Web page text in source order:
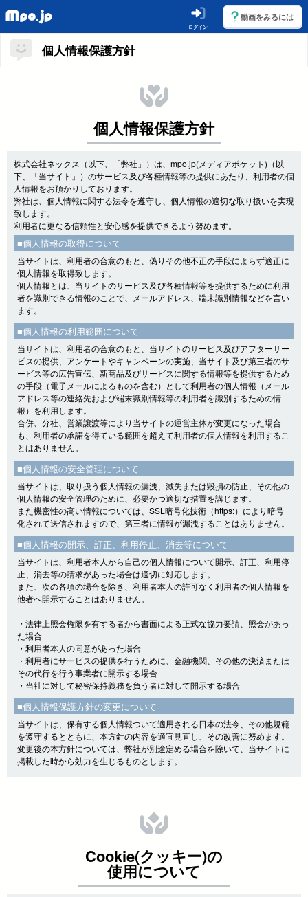
ログイン
動画をみるには
個人情報保護方針
個人情報保護方針
株式会社ネックス（以下、「弊社」）は、mpo.jp(メディアポケット)（以
下、「当サイト」）のサービス及び各種情報等の提供にあたり、利用者の個
人情報をお預かりしております。
弊社は、個人情報に関する法令を遵守し、個人情報の適切な取り扱いを実現
致します。
利用者に更なる信頼性と安心感を提供できるよう努めます。
■個人情報の取得について
当サイトは、利用者の合意のもと、偽りその他不正の手段によらず適正に
個人情報を取得致します。
個人情報とは、当サイトのサービス及び各種情報等を提供するために利用
者を識別できる情報のことで、メールアドレス、端末識別情報などを言い
ます。
■個人情報の利用範囲について
当サイトは、利用者の合意のもと、当サイトのサービス及びアフターサー
ビスの提供、アンケートやキャンペーンの実施、当サイト及び第三者のサ
ービス等の広告宣伝、新商品及びサービスに関する情報等を提供するため
の手段（電子メールによるものを含む）として利用者の個人情報（メール
アドレス等の連絡先および端末識別情報等の利用者を識別するための情
報）を利用します。
合併、分社、営業譲渡等により当サイトの運営主体が変更になった場合
も、利用者の承諾を得ている範囲を超えて利用者の個人情報を利用するこ
とはありません。
■個人情報の安全管理について
当サイトは、取り扱う個人情報の漏洩、滅失または毀損の防止、その他の
個人情報の安全管理のために、必要かつ適切な措置を講じます。
また機密性の高い情報については、SSL暗号化技術（https:）により暗号
化されて送信されますので、第三者に情報が漏洩することはありません。
■個人情報の開示、訂正、利用停止、消去等について
当サイトは、利用者本人から自己の個人情報について開示、訂正、利用停
止、消去等の請求があった場合は適切に対応します。
また、次の各項の場合を除き、利用者本人の許可なく利用者の個人情報を
他者へ開示することはありません。
・法律上照会権限を有する者から書面による正式な協力要請、照会があっ
た場合
・利用者本人の同意があった場合
・利用者にサービスの提供を行うために、金融機関、その他の決済または
その代行を行う事業者に開示する場合
・当社に対して秘密保持義務を負う者に対して開示する場合
■個人情報保護方針の変更について
当サイトは、保有する個人情報ついて適用される日本の法令、その他規範
を遵守するとともに、本方針の内容を適宜見直し、その改善に努めます。
変更後の本方針については、弊社が別途定める場合を除いて、当サイトに
掲載した時から効力を生じるものとします。
Cookie(クッキー)の
使用について